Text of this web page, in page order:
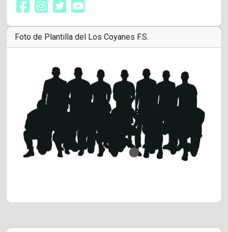
Foto de Plantilla del Los Coyanes F.S.